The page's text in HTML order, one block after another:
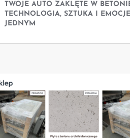
TWOJE AUTO ZAKLĘTE W
TECHNOLOGIA, SZTUKA I
JEDNYM